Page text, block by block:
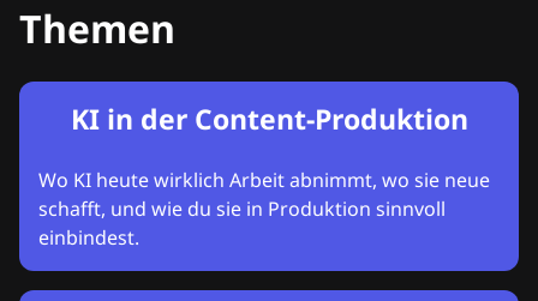
Themen
KI in der Content-Produktion
Wo KI heute wirklich Arbeit abnimmt, wo sie neue
schafft, und wie du sie in Produktion sinnvoll
einbindest.